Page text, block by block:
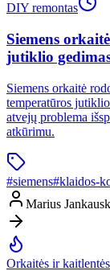
DIY remontas
Siemens
jutiklio
Siemens orkaitė
temperatūros
atvejų problema
atkūrimu.
#siemens#klaidos-
Marius
Orkaitės ir kaitlentės